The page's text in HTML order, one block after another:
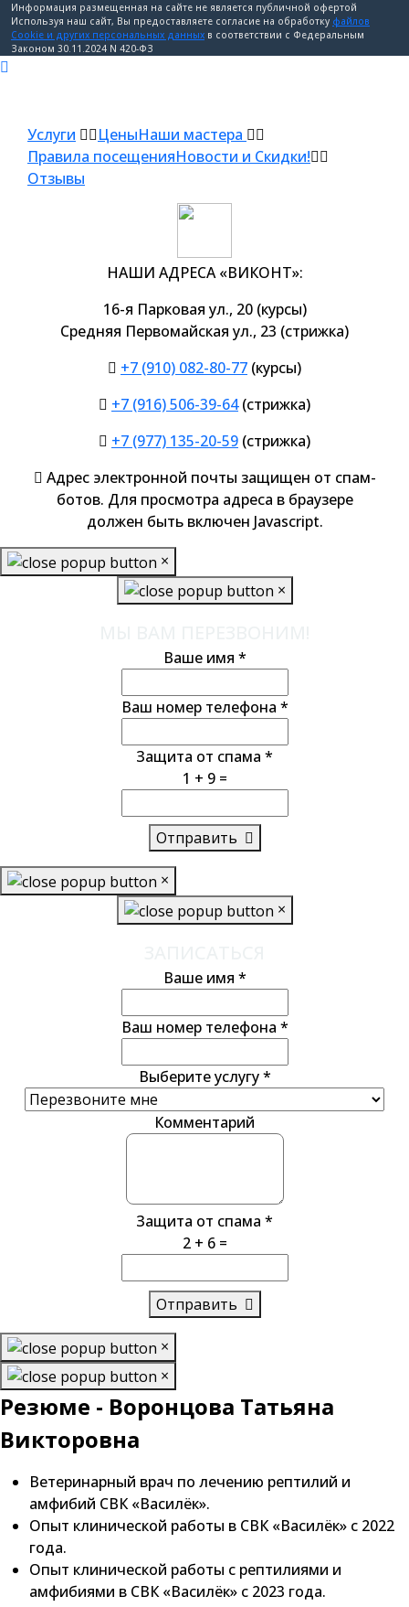
Информация размещенная на сайте не является публичной офертой
Используя наш сайт, Вы предоставляете согласие на обработку файлов
Cookie и других персональных данных в соответствии с Федеральным
Законом 30.11.2024 N 420-ФЗ
Услуги ЦеныНаши мастера
Правила посещенияНовости и Скидки!
Отзывы
НАШИ АДРЕСА «ВИКОНТ»:
16-я Парковая ул., 20 (курсы)
Средняя Первомайская ул., 23 (стрижка)
+7 (910) 082-80-77 (курсы)
+7 (916) 506-39-64(стрижка)
+7 (977) 135-20-59 (стрижка)
Адрес электронной почты защищен от спам-
ботов. Для просмотра адреса в браузере
должен быть включен Javascript.
×
×
Ваше имя *
Ваш номер телефона *
Защита от спама *
1 + 9 =
Отправить
×
×
Ваше имя *
Ваш номер телефона *
Выберите услугу*
Комментарий
Защита от спама *
2 + 6 =
Отправить
×
×
Резюме - Воронцова Татьяна
Викторовна
Ветеринарный врач по лечению рептилий и
амфибий СВК «Василёк».
Опыт клинической работы в СВК «Василёк» с 2022
года.
Опыт клинической работы с рептилиями и
амфибиями в СВК «Василёк» с 2023 года.